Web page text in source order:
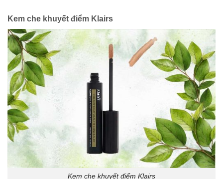
Kem che khuyết điểm Klairs
Kem che khuyết điểm Klairs